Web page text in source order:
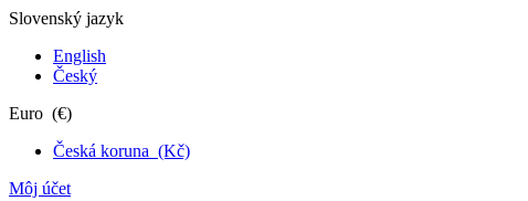
Slovenský jazyk
English
Český
Euro (€)
Česká koruna (Kč)
Môj účet